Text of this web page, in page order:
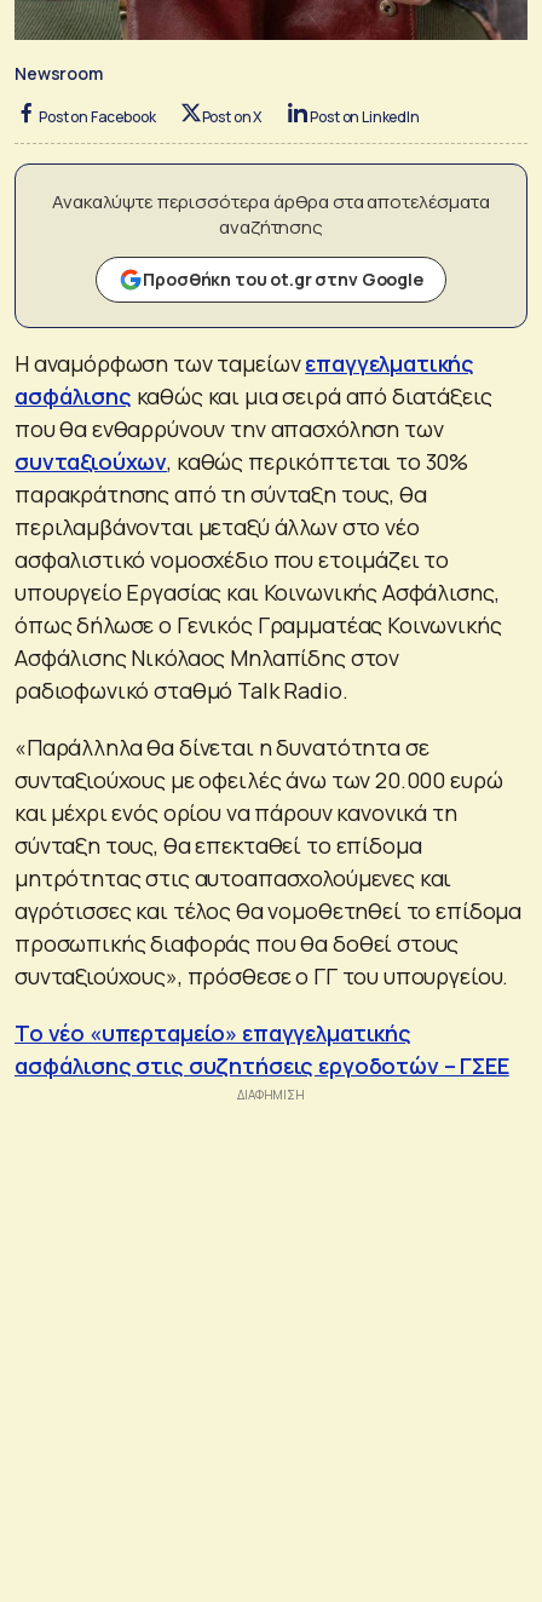
Newsroom
Post on Facebook Post on X Post on LinkedIn
Ανακαλύψτε περισσότερα άρθρα στα αποτελέσματα
αναζήτησης
Προσθήκη του ot.gr στην Google
Η αναμόρφωση των ταμείωνεπαγγελματικής
ασφάλισης καθώς και μια σειρά από διατάξεις
που θα ενθαρρύνουν την απασχόληση των
συνταξιούχων, καθώς περικόπτεται το 30%
παρακράτησης από τη σύνταξη τους, θα
περιλαμβάνονται μεταξύ άλλων στο νέο
ασφαλιστικό νομοσχέδιο που ετοιμάζει το
υπουργείο Εργασίας και Κοινωνικής Ασφάλισης,
όπως δήλωσε ο Γενικός Γραμματέας Κοινωνικής
Ασφάλισης Νικόλαος Μηλαπίδης στον
ραδιοφωνικό σταθμό Talk Radio.
«Παράλληλα θα δίνεται η δυνατότητα σε
συνταξιούχους με οφειλές άνω των 20.000 ευρώ
και μέχρι ενός ορίου να πάρουν κανονικά τη
σύνταξη τους, θα επεκταθεί το επίδομα
μητρότητας στις αυτοαπασχολούμενες και
αγρότισσες και τέλος θα νομοθετηθεί το επίδομα
προσωπικής διαφοράς που θα δοθεί στους
συνταξιούχους», πρόσθεσε ο ΓΓ του υπουργείου.
Το νέο «υπερταμείο» επαγγελματικής
ασφάλισης στις συζητήσεις εργοδοτών – ΓΣΕΕ